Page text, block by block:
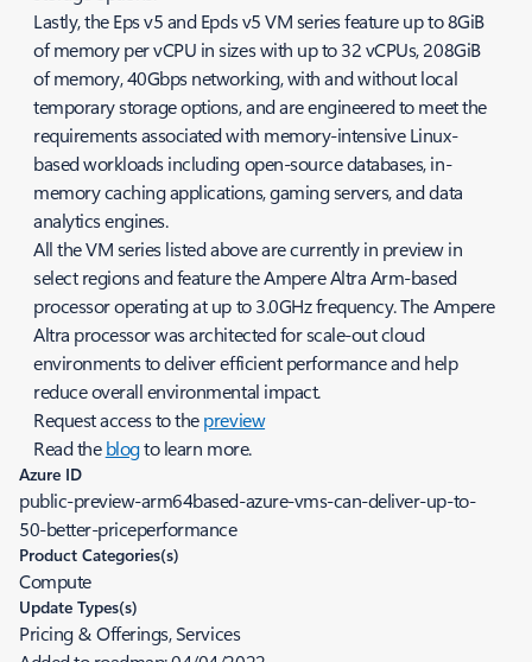
Lastly, the Eps v5 and Epds v5 VM series feature up to 8GiB
of memory per vCPU in sizes with up to 32 vCPUs, 208GiB
of memory, 40Gbps networking, with and without local
temporary storage options, and are engineered to meet the
requirements associated with memory-intensive Linux-
based workloads including open-source databases, in-
memory caching applications, gaming servers, and data
analytics engines.
All the VM series listed above are currently in preview in
select regions and feature the Ampere Altra Arm-based
processor operating at up to 3.0GHz frequency. The Ampere
Altra processor was architected for scale-out cloud
environments to deliver efficient performance and help
reduce overall environmental impact.
Request access to thepreview
Read theblogto learn more.
Azure ID
public-preview-arm64based-azure-vms-can-deliver-up-to-
50-better-priceperformance
Product Categories(s)
Compute
Update Types(s)
Pricing & Offerings, Services